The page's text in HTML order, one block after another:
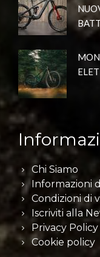
Chi Siamo
Informazioni
Condizioni di
Iscriviti alla
Privacy Policy
Cookie policy